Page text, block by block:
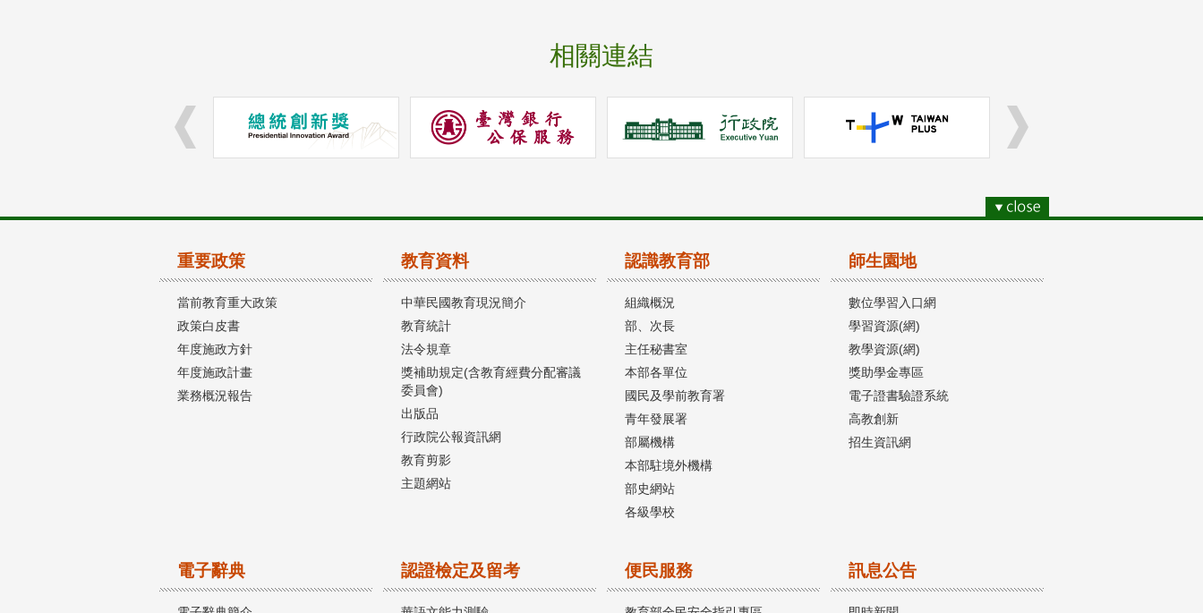
相關連結
重要政策
當前教育重大政策
政策白皮書
年度施政方針
年度施政計畫
業務概況報告
教育資料
中華民國教育現況簡介
教育統計
法令規章
獎補助規定(含教育經費分配審議
委員會)
出版品
行政院公報資訊網
教育剪影
主題網站
認識教育部
組織概況
部、次長
主任秘書室
本部各單位
國民及學前教育署
青年發展署
部屬機構
本部駐境外機構
部史網站
各級學校
師生園地
數位學習入口網
學習資源(網)
教學資源(網)
獎助學金專區
電子證書驗證系統
高教創新
招生資訊網
電子辭典 認證檢定及留考 便民服務 訊息公告